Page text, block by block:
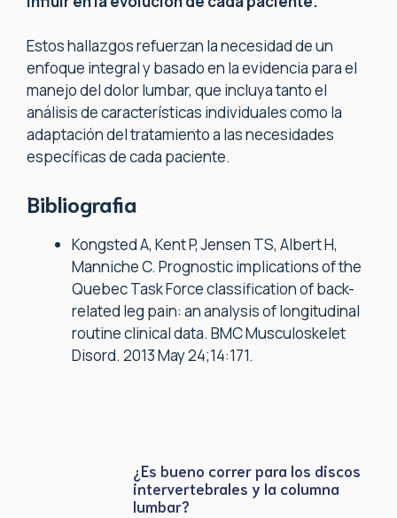
Estos hallazgos refuerzan la necesidad de un
enfoque integral y basado en la evidencia para el
manejo del dolor lumbar, que incluya tanto el
análisis de características individuales como la
adaptación del tratamiento a las necesidades
específicas de cada paciente.
Bibliografia
Kongsted A, Kent P, Jensen TS, Albert H,
Manniche C. Prognostic implications of the
Quebec Task Force classification of back-
related leg pain: an analysis of longitudinal
routine clinical data. BMC Musculoskelet
Disord. 2013 May 24;14:171.
¿Es bueno correr para los discos
intervertebrales y la columna
lumbar?